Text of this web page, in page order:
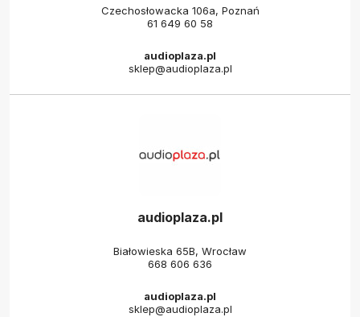
Czechosłowacka 106a, Poznań
61 649 60 58
audioplaza.pl
sklep@audioplaza.pl
audioplaza.pl
Białowieska 65B, Wrocław
668 606 636
audioplaza.pl
sklep@audioplaza.pl